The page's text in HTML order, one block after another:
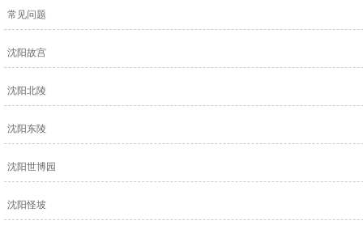
常见问题
沈阳故宫
沈阳北陵
沈阳东陵
沈阳世博园
沈阳怪坡